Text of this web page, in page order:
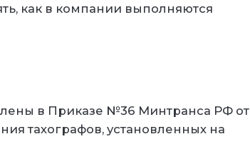
как в компании выполняются
в Приказе №36 Минтранса РФ от
тахографов, установленных на